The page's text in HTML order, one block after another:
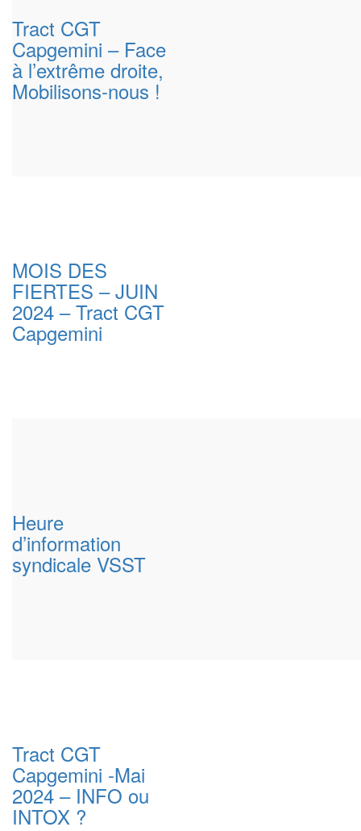
Tract CGT
Capgemini – Face
à l’extrême droite,
Mobilisons-nous !
MOIS DES
FIERTES – JUIN
2024 – Tract CGT
Capgemini
Heure
d’information
syndicale VSST
Tract CGT
Capgemini -Mai
2024 – INFO ou
INTOX ?